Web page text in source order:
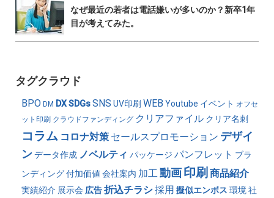
なぜ最近の若者は電話嫌いが多いのか？新卒1年
目が考えてみた。
タグクラウド
BPO DM DXSDGsSNS UV印刷WEB Youtube イベント オフセ
ット印刷 クラウドファンディング クリアファイル クリア名刺
コラム コロナ対策 セールスプロモーション デザイ
ンデータ作成 ノベルティ パッケージ パンフレット ブラ
ンディング付加価値 会社案内 加工 動画印刷 商品紹介
実績紹介 展示会 広告折込チラシ採用 擬似エンボス 環境 社